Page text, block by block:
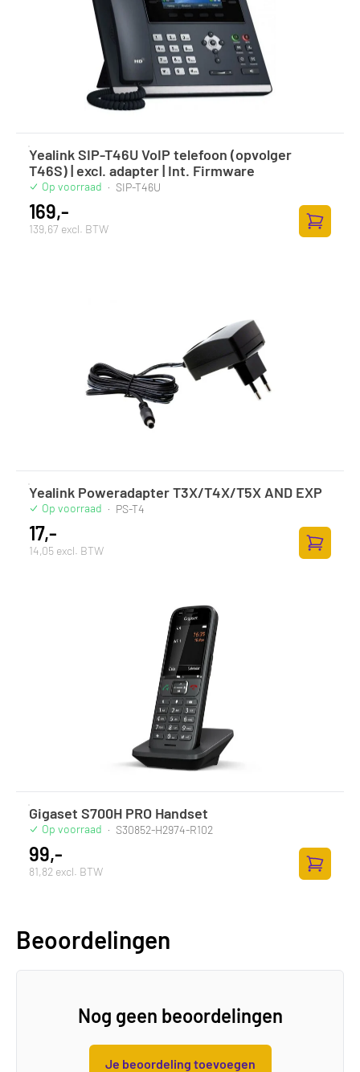
Yealink SIP-T46U VoIP telefoon (opvolger
T46S) | excl. adapter | Int. Firmware
Op voorraad · SIP-T46U
169,-
139,67 excl. BTW
Yealink Poweradapter T3X/T4X/T5X AND EXP
Op voorraad · PS-T4
17,-
14,05 excl. BTW
Gigaset S700H PRO Handset
Op voorraad · S30852-H2974-R102
99,-
81,82 excl. BTW
Beoordelingen
Nog geen beoordelingen
Je beoordeling toevoegen